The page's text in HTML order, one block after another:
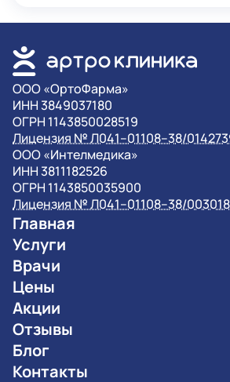
OOO «ОртоФарма»
ИНН 3849037180
ОГРН 1143850028519
Лицензия № Л041–01108–38/
OOO «Интелмедика»
ИНН 3811182526
ОГРН 1143850035900
Лицензия № Л041–01108–38/
Главная
Услуги
Врачи
Цены
Акции
Отзывы
Блог
Контакты